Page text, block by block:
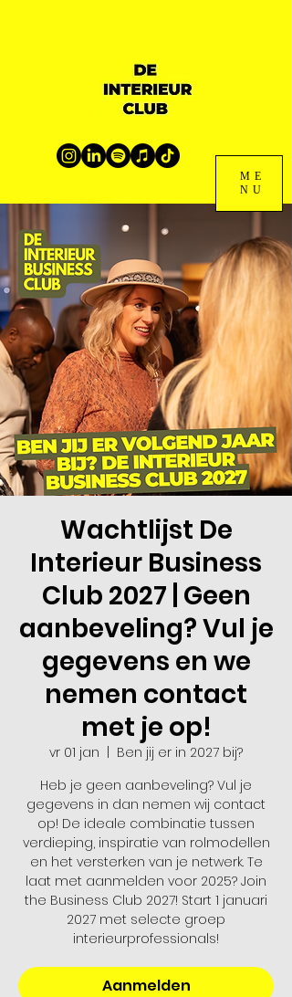
ME
NU
Wachtlijst De
Interieur Business
Club 2027 | Geen
aanbeveling? Vul je
gegevens en we
nemen contact
met je op!
vr 01 jan
Ben jij er in 2027 bij?
Heb je geen aanbeveling? Vul je
gegevens in dan nemen wij contact
op! De ideale combinatie tussen
verdieping, inspiratie van rolmodellen
en het versterken van je netwerk. Te
laat met aanmelden voor 2025? Join
the Business Club 2027! Start 1 januari
2027 met selecte groep
interieurprofessionals!
Aanmelden